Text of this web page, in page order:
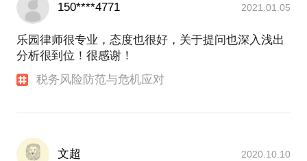
150****4771 2021.01.05
乐园律师很专业，态度也很好，关于提问也深入浅出
分析很到位！很感谢！
税务风险防范与危机应对
文超 2020.10.10